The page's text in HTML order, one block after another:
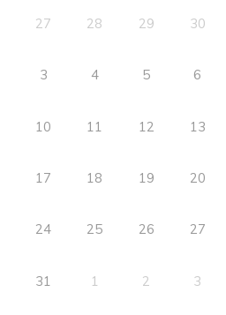
27 28 29 30
3 4 5 6
10 11 12 13
17 18 19 20
24 25 26 27
31 1 2 3